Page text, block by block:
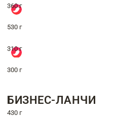
360 г
530 г
310 г
300 г
БИЗНЕС-ЛАНЧИ
430 г